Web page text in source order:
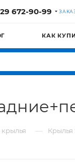
672-90-99
КАК
— Крылья